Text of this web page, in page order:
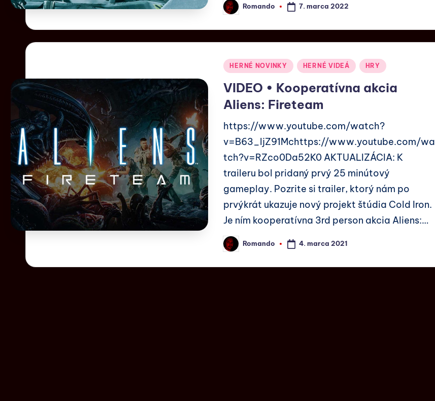
Romando 7. marca 2022
HERNÉ NOVINKY HERNÉ VIDEÁ HRY
VIDEO • Kooperatívna akcia
Aliens: Fireteam
https://www.youtube.com/watch?
v=B63_ljZ91Mchttps://www.youtube.com/wa
tch?v=RZco0Da52K0 AKTUALIZÁCIA: K
traileru bol pridaný prvý 25 minútový
gameplay. Pozrite si trailer, ktorý nám po
prvýkrát ukazuje nový projekt štúdia Cold Iron.
Je ním kooperatívna 3rd person akcia Aliens:…
Romando 4. marca 2021